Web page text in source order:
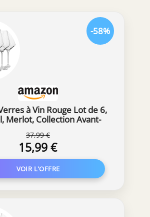
à Vin Rouge Lot de 6,
Merlot, Collection Avant-
37,99 €
15,99 €
-58%